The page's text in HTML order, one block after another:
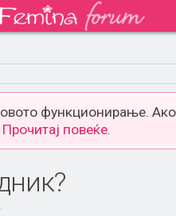
функционирање.
Прочитај повеќе.
.